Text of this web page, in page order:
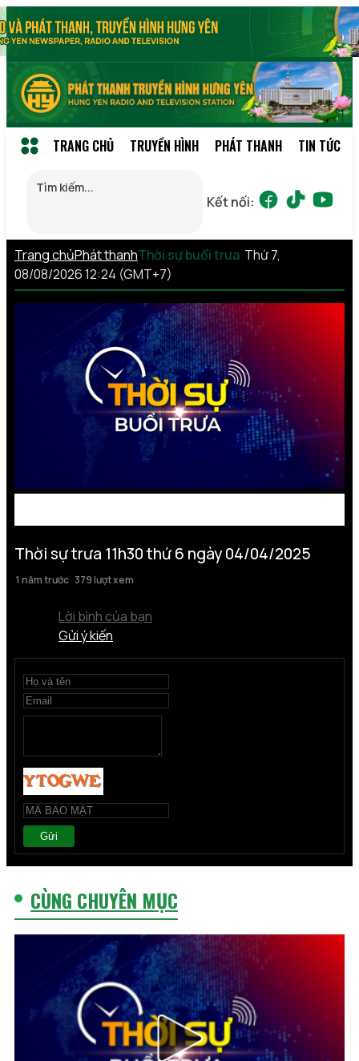
TRANG CHỦ TRUYỀN HÌNH PHÁT THANH TIN TỨC
Kết nối:
Trang chủPhát thanhThời sự buổi trưa Thứ 7,
08/08/2026 12:24 (GMT+7)
Thời sự trưa 11h30 thứ 6 ngày 04/04/2025
1 năm trước 379 lượt xem
Lời bình của bạn
Gửi ý kiến
Gửi
CÙNG CHUYÊN MỤC